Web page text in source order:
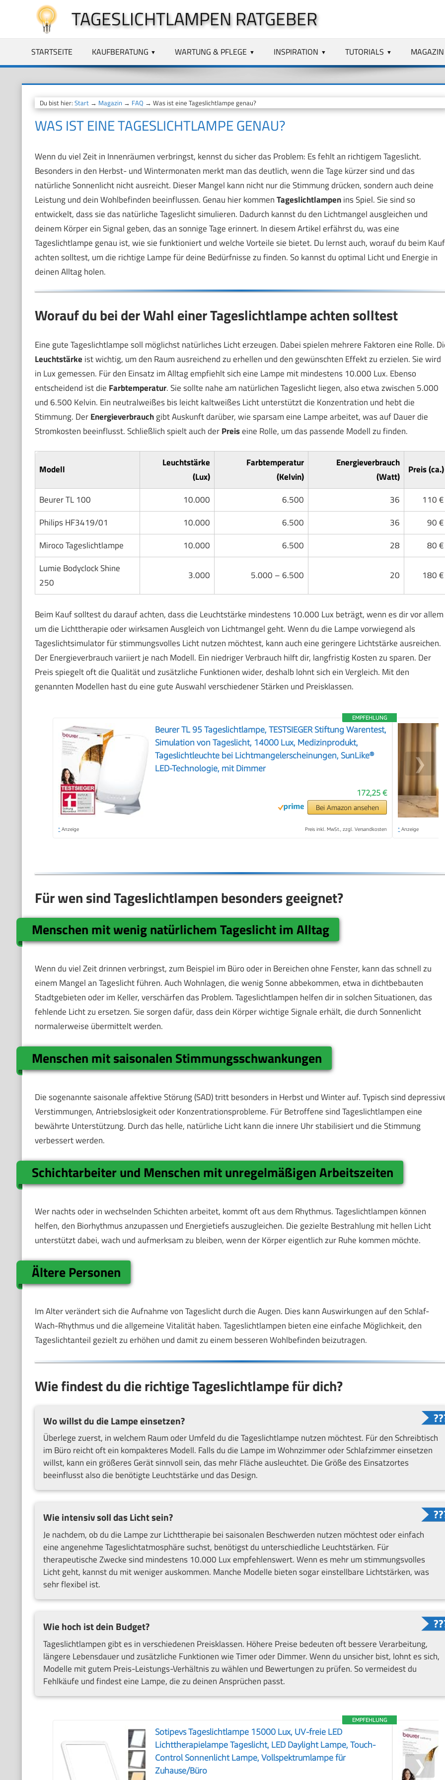
springen
TAGESLICHTLAMPEN RATGEBER
STARTSEITE KAUFBERATUNG WARTUNG & PFLEGE INSPIRATION TUTORIALS MAGAZIN
Du bist hier: Start→ Magazin→ FAQ → Was ist eine Tageslichtlampe genau?
WAS IST EINE TAGESLICHTLAMPE GENAU?
Wenn du viel Zeit in Innenräumen verbringst, kennst du sicher das Problem: Es fehlt an richtigem Tageslicht.
Besonders in den Herbst- und Wintermonaten merkt man das deutlich, wenn die Tage kürzer sind und das
natürliche Sonnenlicht nicht ausreicht. Dieser Mangel kann nicht nur die Stimmung drücken, sondern auch deine
Leistung und dein Wohlbefinden beeinflussen. Genau hier kommenTageslichtlampenins Spiel. Sie sind so
entwickelt, dass sie das natürliche Tageslicht simulieren. Dadurch kannst du den Lichtmangel ausgleichen und
deinem Körper ein Signal geben, das an sonnige Tage erinnert. In diesem Artikel erfährst du, was eine
Tageslichtlampe genau ist, wie sie funktioniert und welche Vorteile sie bietet. Du lernst auch, worauf du beim Kauf
achten solltest, um die richtige Lampe für deine Bedürfnisse zu finden. So kannst du optimal Licht und Energie in
deinen Alltag holen.
Worauf du bei der Wahl einer Tageslichtlampe achten solltest
Eine gute Tageslichtlampe soll möglichst natürliches Licht erzeugen. Dabei spielen mehrere Faktoren eine Rolle.
Leuchtstärke ist wichtig, um den Raum ausreichend zu erhellen und den gewünschten Effekt zu erzielen. Sie wird
in Lux gemessen. Für den Einsatz im Alltag empfiehlt sich eine Lampe mit mindestens 10.000 Lux. Ebenso
entscheidend ist die Farbtemperatur. Sie sollte nahe am natürlichen Tageslicht liegen, also etwa zwischen 5.000
und 6.500 Kelvin. Ein neutralweißes bis leicht kaltweißes Licht unterstützt die Konzentration und hebt die
Stimmung. DerEnergieverbrauchgibt Auskunft darüber, wie sparsam eine Lampe arbeitet, was auf Dauer die
Stromkosten beeinflusst. Schließlich spielt auch derPreiseine Rolle, um das passende Modell zu finden.
Modell
Leuchtstärke
(Lux)
Farbtemperatur
(Kelvin)
Energieverbrauch
(Watt)
Preis (ca.)
Beurer TL 100 10.000 6.500 36
110 €
Philips HF3419/01
10.000 6.500 36
90 €
Miroco Tageslichtlampe
10.000 6.500 28
80 €
Lumie Bodyclock Shine
250
3.000 5.000 – 6.500 20 180 €
Beim Kauf solltest du darauf achten, dass die Leuchtstärke mindestens 10.000 Lux beträgt, wenn es dir vor allem
um die Lichttherapie oder wirksamen Ausgleich von Lichtmangel geht. Wenn du die Lampe vorwiegend als
Tageslichtsimulator für stimmungsvolles Licht nutzen möchtest, kann auch eine geringere Lichtstärke ausreichen.
Der Energieverbrauch variiert je nach Modell. Ein niedriger Verbrauch hilft dir, langfristig Kosten zu sparen. Der
Preis spiegelt oft die Qualität und zusätzliche Funktionen wider, deshalb lohnt sich ein Vergleich. Mit den
genannten Modellen hast du eine gute Auswahl verschiedener Stärken und Preisklassen.
EMPFEHLUNG
Beurer TL 95 Tageslichtlampe, TESTSIEGER Stiftung Warentest,
Simulation von Tageslicht, 14000 Lux, Medizinprodukt,
Tageslichtleuchte bei Lichtmangelerscheinungen, SunLike®
LED-Technologie, mit Dimmer
172,25 €
Bei Amazon ansehen
* Anzeige Preis inkl. MwSt., zzgl. Versandkosten * Anzeige
❯
Für wen sind Tageslichtlampen besonders geeignet?
Menschen mit wenig natürlichem Tageslicht im Alltag
Wenn du viel Zeit drinnen verbringst, zum Beispiel im Büro oder in Bereichen ohne Fenster, kann das schnell zu
einem Mangel an Tageslicht führen. Auch Wohnlagen, die wenig Sonne abbekommen, etwa in dichtbebauten
Stadtgebieten oder im Keller, verschärfen das Problem. Tageslichtlampen helfen dir in solchen Situationen, das
fehlende Licht zu ersetzen. Sie sorgen dafür, dass dein Körper wichtige Signale erhält, die durch Sonnenlicht
normalerweise übermittelt werden.
Menschen mit saisonalen Stimmungsschwankungen
Die sogenannte saisonale affektive Störung (SAD) tritt besonders in Herbst und Winter auf. Typisch sind
Verstimmungen, Antriebslosigkeit oder Konzentrationsprobleme. Für Betroffene sind Tageslichtlampen eine
bewährte Unterstützung. Durch das helle, natürliche Licht kann die innere Uhr stabilisiert und die Stimmung
verbessert werden.
Schichtarbeiter und Menschen mit unregelmäßigen Arbeitszeiten
Wer nachts oder in wechselnden Schichten arbeitet, kommt oft aus dem Rhythmus. Tageslichtlampen können
helfen, den Biorhythmus anzupassen und Energietiefs auszugleichen. Die gezielte Bestrahlung mit hellen Licht
unterstützt dabei, wach und aufmerksam zu bleiben, wenn der Körper eigentlich zur Ruhe kommen möchte.
Ältere Personen
Im Alter verändert sich die Aufnahme von Tageslicht durch die Augen. Dies kann Auswirkungen auf den Schlaf-
Wach-Rhythmus und die allgemeine Vitalität haben. Tageslichtlampen bieten eine einfache Möglichkeit, den
Tageslichtanteil gezielt zu erhöhen und damit zu einem besseren Wohlbefinden beizutragen.
Wie findest du die richtige Tageslichtlampe für dich?
Wo willst du die Lampe einsetzen?
Überlege zuerst, in welchem Raum oder Umfeld du die Tageslichtlampe nutzen möchtest. Für den Schreibtisch
im Büro reicht oft ein kompakteres Modell. Falls du die Lampe im Wohnzimmer oder Schlafzimmer einsetzen
willst, kann ein größeres Gerät sinnvoll sein, das mehr Fläche ausleuchtet. Die Größe des Einsatzortes
beeinflusst also die benötigte Leuchtstärke und das Design.
Wie intensiv soll das Licht sein?
Je nachdem, ob du die Lampe zur Lichttherapie bei saisonalen Beschwerden nutzen möchtest oder einfach
eine angenehme Tageslichtatmosphäre suchst, benötigst du unterschiedliche Leuchtstärken. Für
therapeutische Zwecke sind mindestens 10.000 Lux empfehlenswert. Wenn es mehr um stimmungsvolles
Licht geht, kannst du mit weniger auskommen. Manche Modelle bieten sogar einstellbare Lichtstärken, was
sehr flexibel ist.
Wie hoch ist dein Budget?
Tageslichtlampen gibt es in verschiedenen Preisklassen. Höhere Preise bedeuten oft bessere Verarbeitung,
längere Lebensdauer und zusätzliche Funktionen wie Timer oder Dimmer. Wenn du unsicher bist, lohnt es sich,
Modelle mit gutem Preis-Leistungs-Verhältnis zu wählen und Bewertungen zu prüfen. So vermeidest du
Fehlkäufe und findest eine Lampe, die zu deinen Ansprüchen passt.
EMPFEHLUNG
Sotipevs Tageslichtlampe 15000 Lux, UV-freie LED
Lichttherapielampe Tageslicht, LED Daylight Lampe, Touch-
Control Sonnenlicht Lampe, Vollspektrumlampe für
Zuhause/Büro
❯